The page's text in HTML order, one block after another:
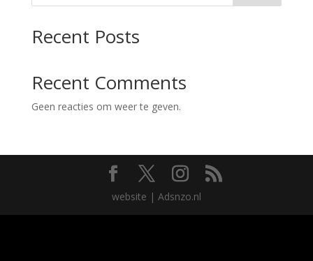
Recent Posts
Recent Comments
Geen reacties om weer te geven.
website | Adsnzo.nl